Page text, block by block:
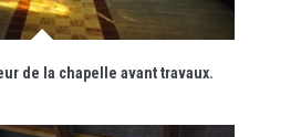
de la chapelle avant travaux.